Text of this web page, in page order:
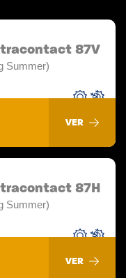
87V
Summer)
VER
87H
Summer)
VER